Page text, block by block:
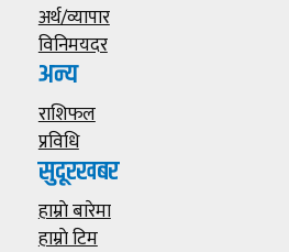
अर्थ/व्यापार
विनिमयदर
अन्य
राशिफल
प्रविधि
सुदूरखबर
हाम्राे बारेमा
हाम्राे टिम